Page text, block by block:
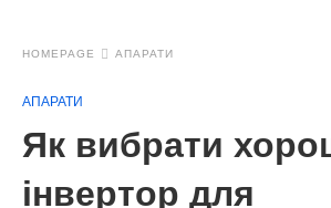
HOMEPAGE АПАРАТИ
АПАРАТИ
Як вибрати
інвертор для